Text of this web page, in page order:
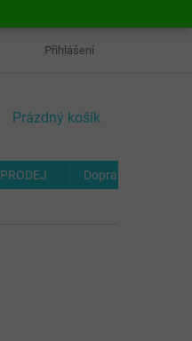
OD SMLOUVY
Přihlášení
NÁKUPNÍ
Prázdný košík
Doprava a platba